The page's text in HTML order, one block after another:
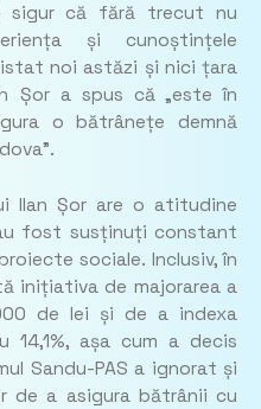
sigur că fără trecut nu
și cunoștințele
noi astăzi și nici țara
Șor a spus că „este în
o bătrânețe demnă
Ilan Șor are o atitudine
fost susținuți constant
sociale. Inclusiv, în
inițiativa de majorarea a
de lei și de a indexa
așa cum a decis
Sandu-PAS a ignorat și
de a asigura bătrânii cu